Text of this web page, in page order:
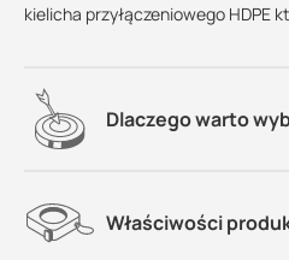
kielicha przyłączeniowego HDPE
Dlaczego warto
Właściwości